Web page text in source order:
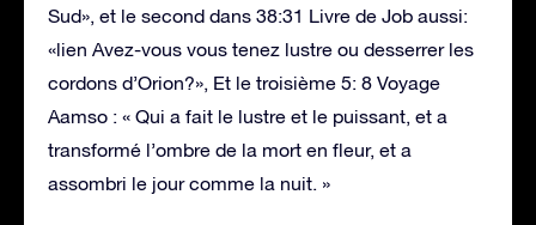
Sud», et le second dans 38:31 Livre de Job aussi:
«lien Avez-vous vous tenez lustre ou desserrer les
cordons d’Orion?», Et le troisième 5: 8 Voyage
Aamso : « Qui a fait le lustre et le puissant, et a
transformé l’ombre de la mort en fleur, et a
assombri le jour comme la nuit. »